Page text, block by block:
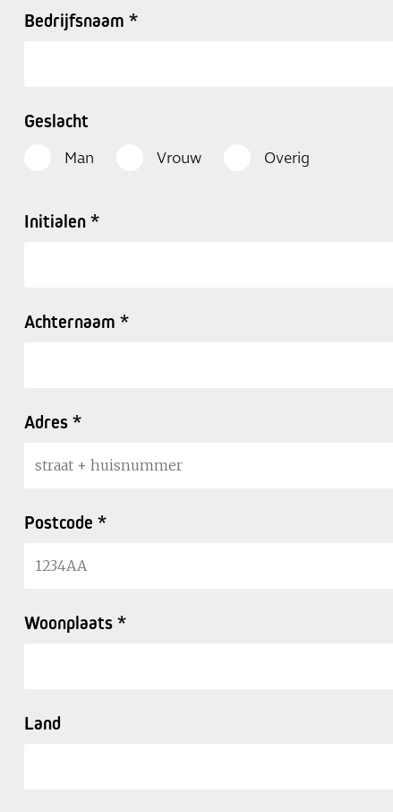
Bedrijfsnaam *
Geslacht
Man
Vrouw Overig
Initialen *
Achternaam *
Adres *
Postcode *
Woonplaats *
Land